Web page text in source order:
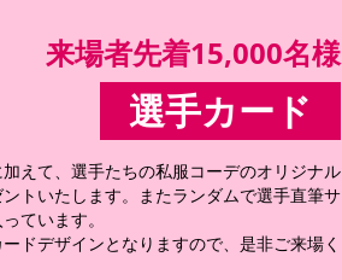
来場者先着15,000名様
選手カード
えて、選手たちの私服コーデのオリジナル
トいたします。またランダムで選手直筆サ
ています。
ドデザインとなりますので、是非ご来場く